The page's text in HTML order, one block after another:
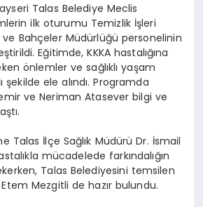
Talas Belediye Meclis
ilk oturumu Temizlik İşleri
Bahçeler Müdürlüğü personelinin
Eğitimde, KKKA hastalığına
önlemler ve sağlıklı yaşam
şekilde ele alındı. Programda
ve Neriman Atasever bilgi ve
Talas İlçe Sağlık Müdürü Dr. İsmail
mücadelede farkındalığın
Talas Belediyesini temsilen
Etem Mezgitli de hazır bulundu.